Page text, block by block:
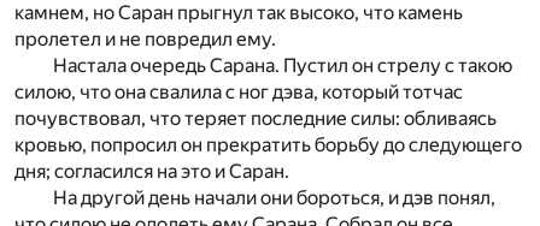
камнем, но Саран прыгнул так высоко, что камень
пролетел и не повредил ему.
Настала очередь Сарана. Пустил он стрелу с такою
силою, что она свалила с ног дэва, который тотчас
почувствовал, что теряет последние силы: обливаясь
кровью, попросил он прекратить борьбу до следующего
дня; согласился на это и Саран.
На другой день начали они бороться, и дэв понял,